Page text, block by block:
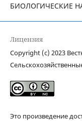
БИОЛОГИЧЕСКИЕ
Лицензия
Copyright (c) 2023
Это произведение